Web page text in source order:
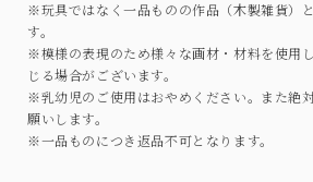
※玩具ではなく一品ものの作品（木製雑貨）
す。
※模様の表現のため様々な画材・材料を使用
じる場合がございます。
※乳幼児のご使用はおやめください。また絶
願いします。
※一品ものにつき返品不可となります。